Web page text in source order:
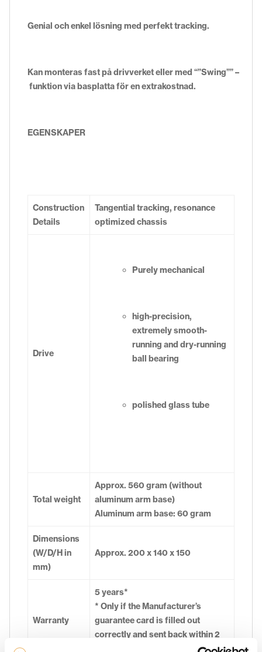
Genial och enkel lösning med perfekt tracking.
Kan monteras fast på drivverket eller med “”Swing”” –
funktion via basplatta för en extrakostnad.
EGENSKAPER
Construction
Details
Tangential tracking, resonance
optimized chassis
Drive
Purely mechanical
high-precision,
extremely smooth-
running and dry-running
ball bearing
polished glass tube
Total weight
Approx. 560 gram (without
aluminum arm base)
Aluminum arm base: 60 gram
Dimensions
(W/D/H in
mm)
Approx. 200 x 140 x 150
Warranty
5 years*
* Only if the Manufacturer’s
guarantee card is filled out
correctly and sent back within 2